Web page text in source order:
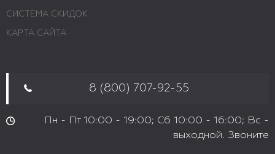
СИСТЕМА СКИДОК
КАРТА САЙТА
8 (800) 707-92-55
Пн - Пт 10:00 - 19:00; Сб 10:00 - 16:00; Вс -
выходной. Звоните